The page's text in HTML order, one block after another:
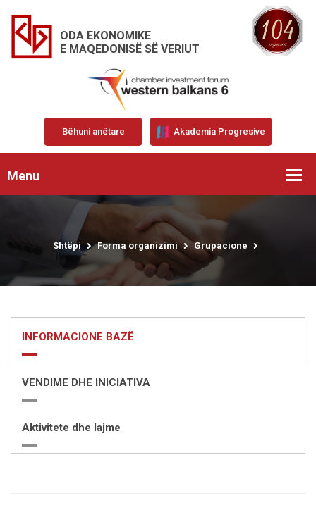
ODA EKONOMIKE
E MAQEDONISË SË VERIUT
Bëhuni anëtare Akademia Progresive
Menu
Shtëpi Forma organizimi Grupacione
INFORMACIONE BAZË
VENDIME DHE INICIATIVA
Aktivitete dhe lajme